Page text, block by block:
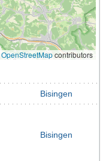
OpenStreetMapcontributors
Bisingen
Bisingen